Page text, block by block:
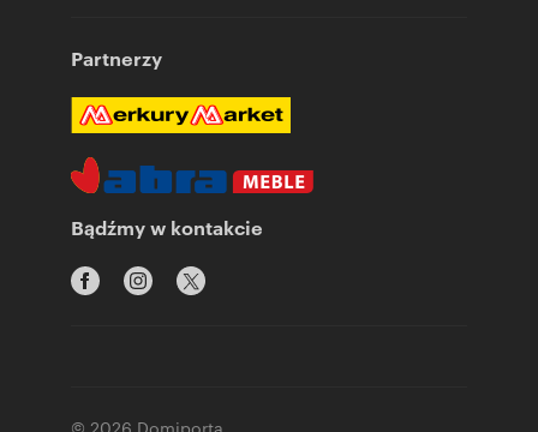
Partnerzy
Bądźmy w kontakcie
© 2026 Domiporta